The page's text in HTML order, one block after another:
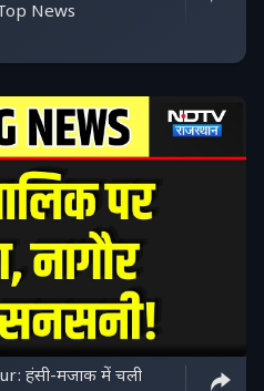
News
हंसी-मजाक में चली